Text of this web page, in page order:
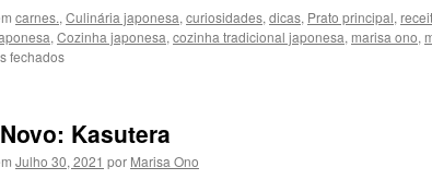
carnes., Culinária japonesa, curiosidades, dicas, Prato principal,
, Cozinha japonesa, cozinha tradicional japonesa, marisa ono,
fechadosem
Kasutera
Julho 30, 2021 por Marisa Ono